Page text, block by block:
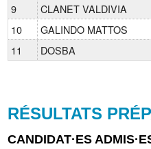
9
CLANET VALDIVIA
10
GALINDO MATTOS
11
DOSBA
RÉSULTATS
CANDIDAT·ES